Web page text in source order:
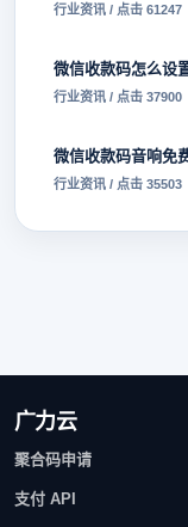
行业资讯 / 点击 61247
微信收款码怎么设
行业资讯 / 点击 37900
微信收款码音响免
行业资讯 / 点击 35503
广力云
聚合码申请
支付 API